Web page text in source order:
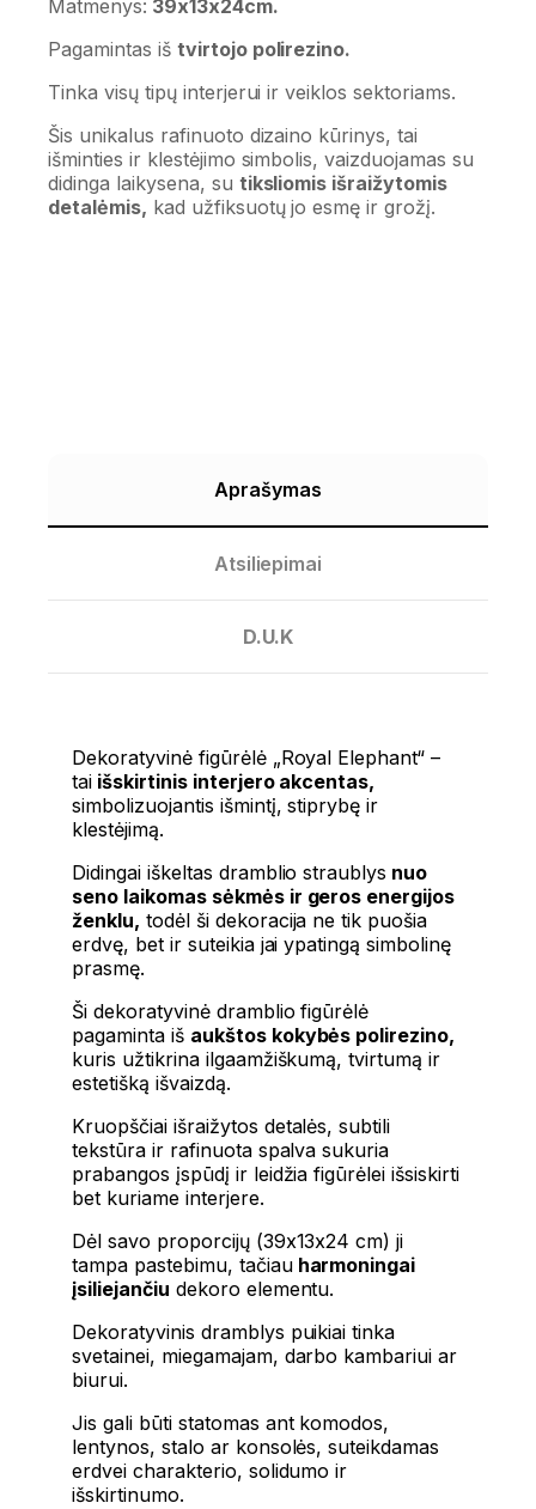
Matmenys: 39x13x24cm.
Pagamintas iš tvirtojo polirezino.
Tinka visų tipų interjerui ir veiklos sektoriams.
Šis unikalus rafinuoto dizaino kūrinys, tai
išminties ir klestėjimo simbolis, vaizduojamas su
didinga laikysena, su tiksliomis išraižytomis
detalėmis, kad užfiksuotų jo esmę ir grožį.
Aprašymas
Atsiliepimai
D.U.K
Dekoratyvinė figūrėlė „Royal Elephant“ –
taiišskirtinis interjero akcentas,
simbolizuojantis išmintį, stiprybę ir
klestėjimą.
Didingai iškeltas dramblio straublys nuo
seno laikomas sėkmės ir geros energijos
ženklu, todėl ši dekoracija ne tik puošia
erdvę, bet ir suteikia jai ypatingą simbolinę
prasmę.
Ši dekoratyvinė dramblio figūrėlė
pagaminta iš aukštos kokybės polirezino,
kuris užtikrina ilgaamžiškumą, tvirtumą ir
estetišką išvaizdą.
Kruopščiai išraižytos detalės, subtili
tekstūra ir rafinuota spalva sukuria
prabangos įspūdį ir leidžia figūrėlei išsiskirti
bet kuriame interjere.
Dėl savo proporcijų (39x13x24 cm) ji
tampa pastebimu, tačiauharmoningai
įsiliejančiu dekoro elementu.
Dekoratyvinis dramblys puikiai tinka
svetainei, miegamajam, darbo kambariui ar
biurui.
Jis gali būti statomas ant komodos,
lentynos, stalo ar konsolės, suteikdamas
erdvei charakterio, solidumo ir
išskirtinumo.